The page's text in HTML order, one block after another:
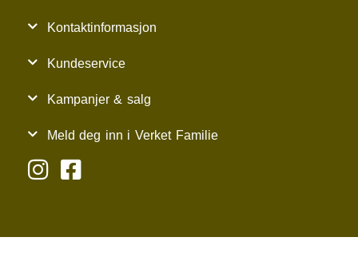
Kontaktinformasjon
Kundeservice
Kampanjer & salg
Meld deg inn i Verket Familie